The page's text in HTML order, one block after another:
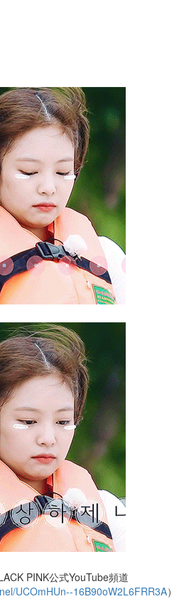
PINK公式YouTube頻道
UCOmHUn--16B90oW2L6FRR3A）